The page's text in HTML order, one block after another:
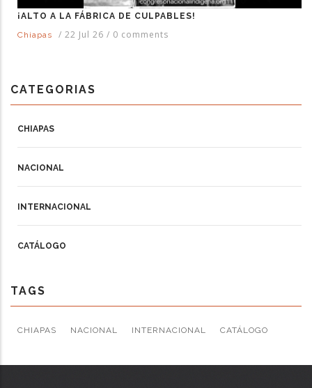
¡ALTO A LA FÁBRICA DE CULPABLES!
Chiapas
/ 22 Jul 26 / 0 comments
CATEGORIAS
CHIAPAS
NACIONAL
INTERNACIONAL
CATÁLOGO
TAGS
CHIAPAS NACIONAL INTERNACIONAL CATÁLOGO